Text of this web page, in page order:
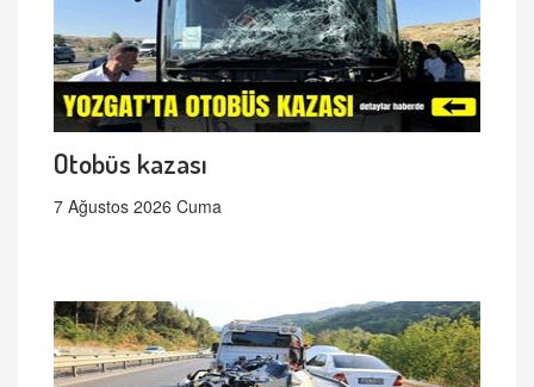
Otobüs kazası
7 Ağustos 2026 Cuma